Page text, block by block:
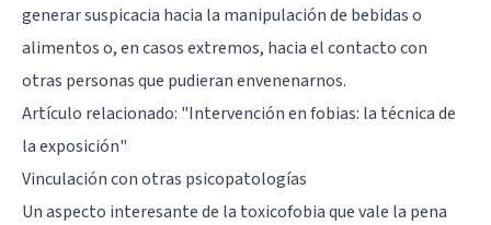
generar suspicacia hacia la manipulación de bebidas o
alimentos o, en casos extremos, hacia el contacto con
otras personas que pudieran envenenarnos.
Artículo relacionado: "Intervención en fobias: la técnica de
la exposición"
Vinculación con otras psicopatologías
Un aspecto interesante de la toxicofobia que vale la pena